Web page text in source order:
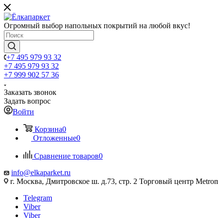
Огромный выбор напольных покрытий на любой вкус!
+7 495 979 93 32
+7 495 979 93 32
+7 999 902 57 36
Заказать звонок
Задать вопрос
Войти
Корзина0
Отложенные0
Сравнение товаров0
info@elkaparket.ru
г. Москва, Дмитровское ш. д.73, стр. 2 Торговый центр
Telegram
Viber
Viber